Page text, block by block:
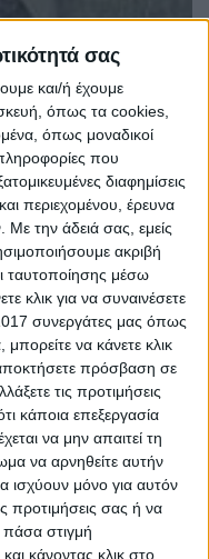
σας
και/ή έχουμε
όπως τα cookies,
όπως μοναδικοί
που
διαφημίσεις
περιεχομένου, έρευνα
Με την άδειά σας, εμείς
ακριβή
ταυτοποίησης μέσω
κλικ για να συναινέσετε
συνεργάτες μας όπως
να κάνετε κλικ
πρόσβαση σε
τις προτιμήσεις
κάποια επεξεργασία
να μην απαιτεί τη
να αρνηθείτε αυτήν
ισχύουν μόνο για αυτόν
προτιμήσεις σας ή να
στιγμή
κάνοντας κλικ στο
του Δήμου
με αφορμή το
Νέζη, πρώην
και
Χαλκιδέων
ακόλουθη εισήγηση:
με σεβασμό,
ο οποίος υπήρξε
Ο
μας, με όραμα,
αγωνιστικότητα.
συνεχείς
Δημαρχίας Ιωάννη
Οικονομικών, το
Μανιάτη, όπου
το 2003-2006
και το 2007 έως το